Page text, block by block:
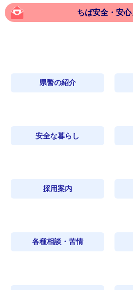
ちば安全・安
県警の紹介
安全な暮らし
採用案内
各種相談・苦情